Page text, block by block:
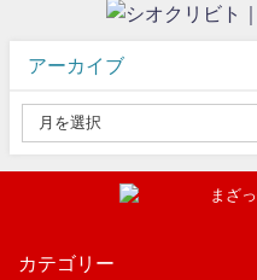
アーカイブ
カテゴリー